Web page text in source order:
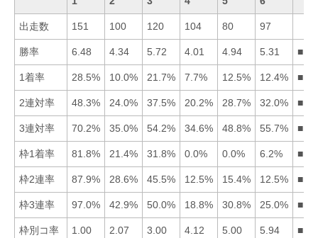
出走数 151 100 120 104 80 97
勝率 6.48 4.34 5.72 4.01 4.94 5.31
1着率 28.5% 10.0% 21.7% 7.7% 12.5% 12.4%
2連対率 48.3% 24.0% 37.5% 20.2% 28.7% 32.0%
3連対率 70.2% 35.0% 54.2% 34.6% 48.8% 55.7%
枠1着率 81.8% 21.4% 31.8% 0.0% 0.0% 6.2%
枠2連率 87.9% 28.6% 45.5% 12.5% 15.4% 12.5%
枠3連率 97.0% 42.9% 50.0% 18.8% 30.8% 25.0%
枠別コ率 1.00 2.07 3.00 4.12 5.00 5.94